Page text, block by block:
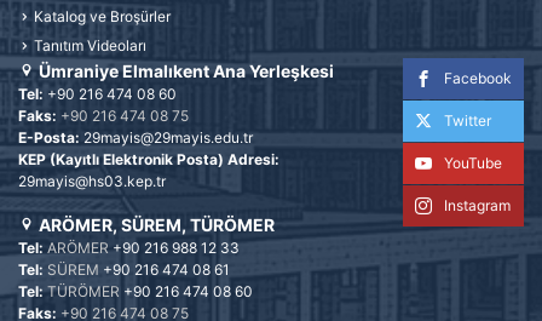
Katalog ve Broşürler
Tanıtım Videoları
Facebook
Twitter
YouTube
Instagram
Ümraniye Elmalıkent Ana Yerleşkesi
Tel: +90 216 474 08 60
Faks: +90 216 474 08 75
E-Posta: 29mayis@29mayis.edu.tr
KEP (Kayıtlı Elektronik Posta) Adresi:
29mayis@hs03.kep.tr
ARÖMER, SÜREM, TÜRÖMER
Tel: ARÖMER +90 216 988 12 33
Tel: SÜREM +90 216 474 08 61
Tel:TÜRÖMER +90 216 474 08 60
Faks: +90 216 474 08 75